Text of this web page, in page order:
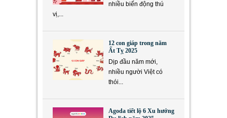
nhiều biến động thú
vị,...
12 con giáp trong năm
Ất Tỵ 2025
Dịp đầu năm mới,
nhiều người Việt có
thói...
Agoda tiết lộ 6 Xu hướng